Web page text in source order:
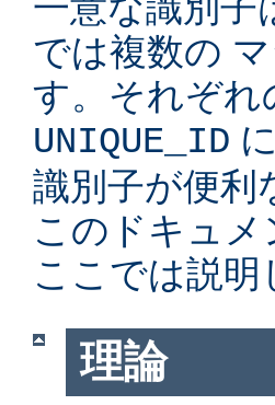
では複数の
す。それぞれ
UNIQUE_ID
識別子が便利
このドキュ
ここでは説明
理論